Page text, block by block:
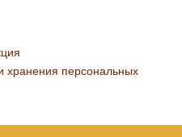
хранения персональных